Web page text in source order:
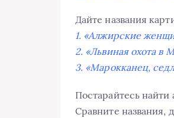
Дайте названия
1. «Алжирские
2. «Львиная охота в
3. «Марокканец,
Постарайтесь
Сравните названия,